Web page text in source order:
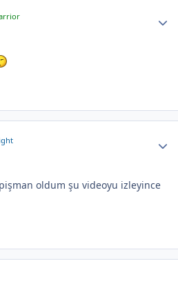
oldum şu videoyu izleyince